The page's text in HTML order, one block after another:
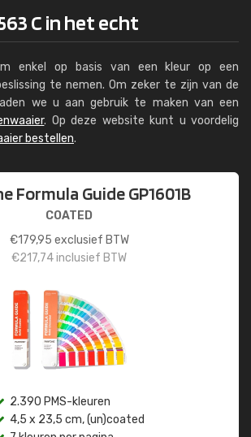
C in het echt
enkel op basis van een kleur op een
te nemen. Om zeker te zijn van de
we u aan gebruik te maken van een
. Op deze website kunt u voordelig
bestellen.
Formula Guide GP1601B
COATED
€179,95 exclusief BTW
€217,74inclusief BTW
2.390 PMS-kleuren
4,5 x 23,5 cm, (un)coated